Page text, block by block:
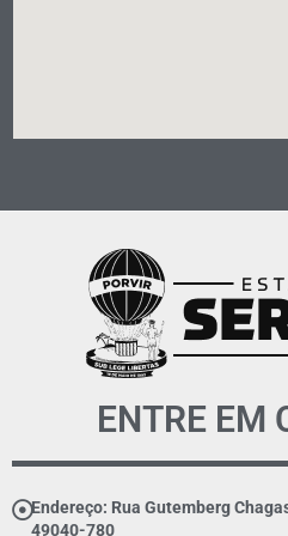
ENTRE EM
Endereço: Rua Gutemberg
49040-780